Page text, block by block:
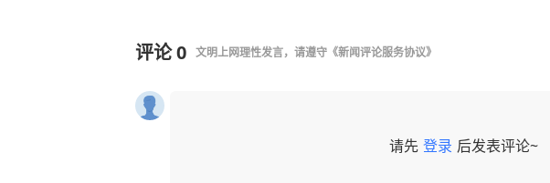
评论0 文明上网理性发言，请遵守 《新闻评论服务协议》
请先 登录 后发表评论~